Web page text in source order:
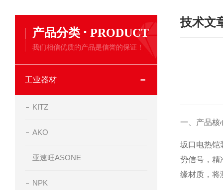
产品分类 · PRODUCT
我们相信优质的产品是信誉的保证！
工业器材
KITZ
AKO
亚速旺ASONE
NPK
技术文
一、产品核
坂口电热铠
势信号，精
缘材质，将